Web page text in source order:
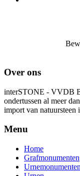
Over ons
interSTONE - VVDB
ondertussen al meer
import van natuursteen
Menu
Home
Grafmonumenten
Urnemonumenten